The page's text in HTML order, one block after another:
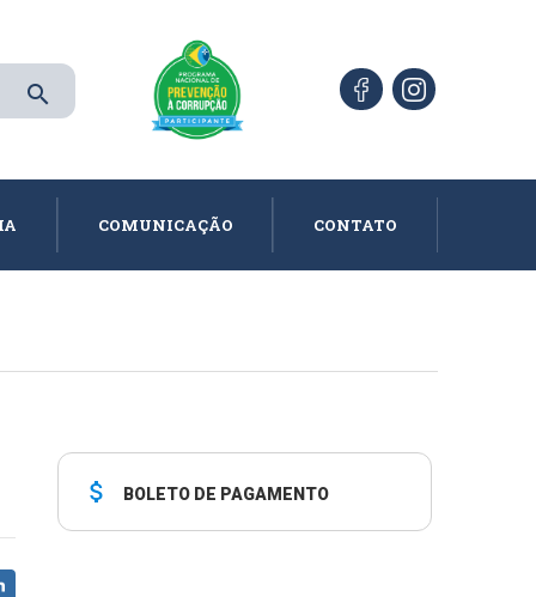
search
COMUNICAÇÃO CONTATO
attach_money BOLETO DE PAGAMENTO